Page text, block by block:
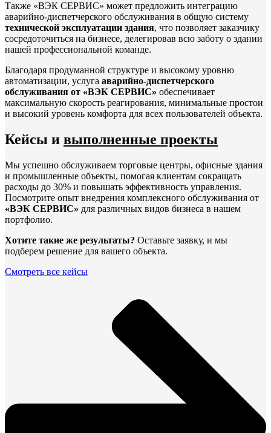
Также «ВЭК СЕРВИС» может предложить интеграцию
аварийно-диспетчерского обслуживания в общую систему
технической эксплуатации здания, что позволяет заказчику
сосредоточиться на бизнесе, делегировав всю заботу о здании
нашей профессиональной команде.
Благодаря продуманной структуре и высокому уровню
автоматизации, услуга аварийно-диспетчерского
обслуживания от «ВЭК СЕРВИС» обеспечивает
максимальную скорость реагирования, минимальные простои
и высокий уровень комфорта для всех пользователей объекта.
Кейсы и выполненные проекты
Мы успешно обслуживаем торговые центры, офисные здания
и промышленные объекты, помогая клиентам сокращать
расходы до 30% и повышать эффективность управления.
Посмотрите опыт внедрения комплексного обслуживания от
«ВЭК СЕРВИС» для различных видов бизнеса в нашем
портфолио.
Хотите такие же результаты? Оставьте заявку, и мы
подберем решение для вашего объекта.
Смотреть все кейсы